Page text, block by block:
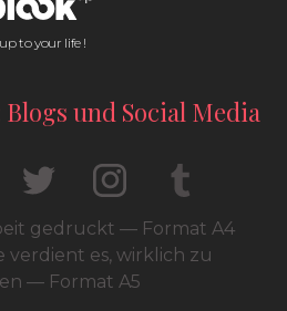
to your life !
und Social Media
gedruckt — Format A4
verdient es, wirklich zu
— Format A5